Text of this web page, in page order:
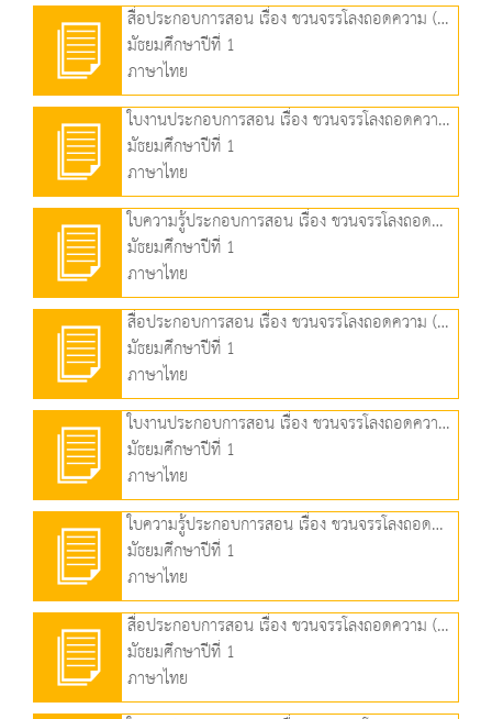
สื่อประกอบการสอน เรื่อง ชวนจรรโลงถอดความ (2) (3.70 MB)
มัธยมศึกษาปีที่ 1
ภาษาไทย
ใบงานประกอบการสอน เรื่อง ชวนจรรโลงถอดความ (2) (74.05 KB)
มัธยมศึกษาปีที่ 1
ภาษาไทย
ใบความรู้ประกอบการสอน เรื่อง ชวนจรรโลงถอดความ (2) (91.90 KB)
มัธยมศึกษาปีที่ 1
ภาษาไทย
สื่อประกอบการสอน เรื่อง ชวนจรรโลงถอดความ (3) (3.71 MB)
มัธยมศึกษาปีที่ 1
ภาษาไทย
ใบงานประกอบการสอน เรื่อง ชวนจรรโลงถอดความ (3) (89.92 KB)
มัธยมศึกษาปีที่ 1
ภาษาไทย
ใบความรู้ประกอบการสอน เรื่อง ชวนจรรโลงถอดความ (3) (108.43 KB)
มัธยมศึกษาปีที่ 1
ภาษาไทย
สื่อประกอบการสอน เรื่อง ชวนจรรโลงถอดความ (๔) (4.32 MB)
มัธยมศึกษาปีที่ 1
ภาษาไทย